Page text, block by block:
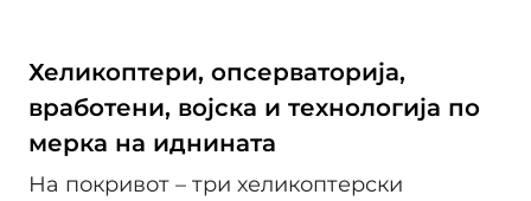
Хеликоптери, опсерваторија,
вработени, војска и технологија по
мерка на иднината
На покривот – три хеликоптерски